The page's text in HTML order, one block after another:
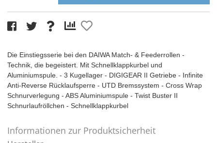
Die Einstiegsserie bei den DAIWA Match- & Feederrollen -
Technik, die begeistert. Mit Schnellklappkurbel und
Aluminiumspule. - 3 Kugellager - DIGIGEAR II Getriebe - Infinite
Anti-Reverse Rücklaufsperre - UTD Bremssystem - Cross Wrap
Schnurverlegung - ABS Aluminiumspule - Twist Buster II
Schnurlaufröllchen - Schnellklappkurbel
Informationen zur Produktsicherheit